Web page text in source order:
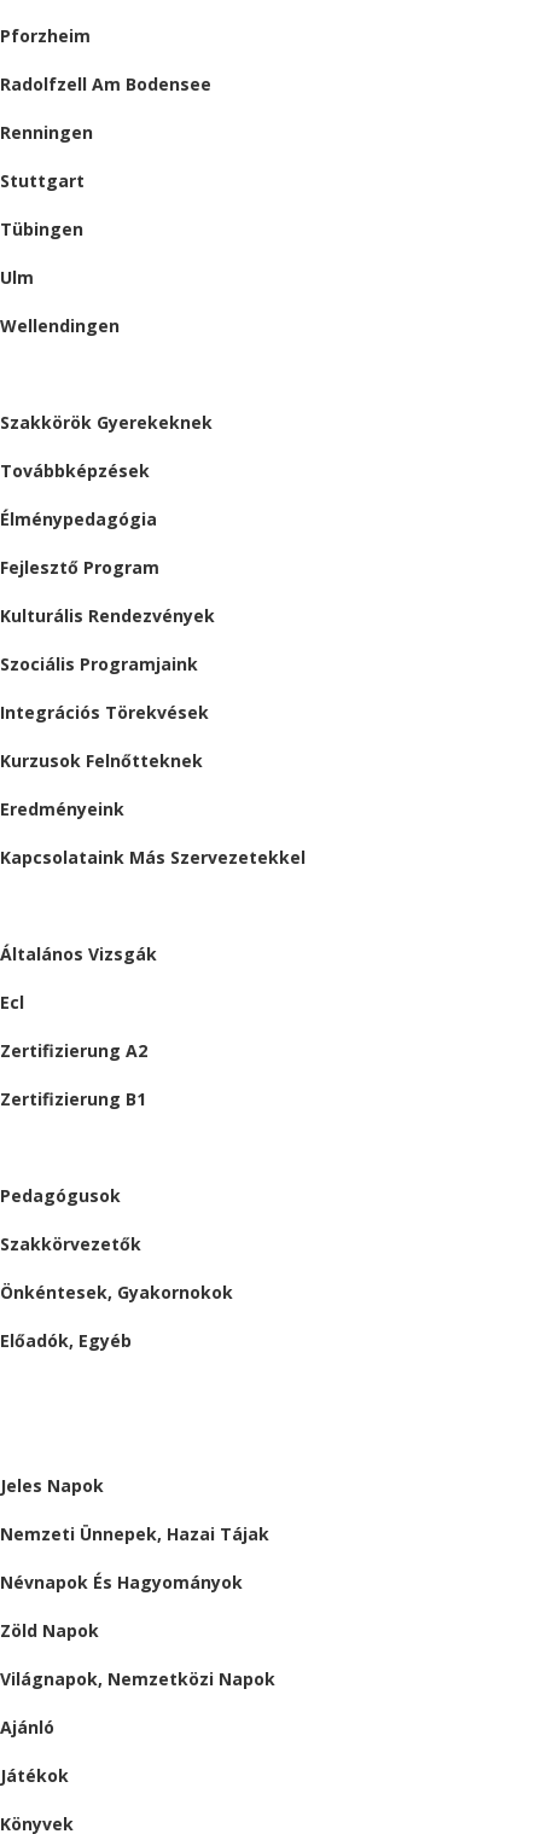
Pforzheim
Radolfzell Am Bodensee
Renningen
Stuttgart
Tübingen
Ulm
Wellendingen
Szakkörök Gyerekeknek
Továbbképzések
Élménypedagógia
Fejlesztő Program
Kulturális Rendezvények
Szociális Programjaink
Integrációs Törekvések
Kurzusok Felnőtteknek
Eredményeink
Kapcsolataink Más Szervezetekkel
Általános Vizsgák
Ecl
Zertifizierung A2
Zertifizierung B1
Pedagógusok
Szakkörvezetők
Önkéntesek, Gyakornokok
Előadók, Egyéb
Jeles Napok
Nemzeti Ünnepek, Hazai Tájak
Névnapok És Hagyományok
Zöld Napok
Világnapok, Nemzetközi Napok
Ajánló
Játékok
Könyvek